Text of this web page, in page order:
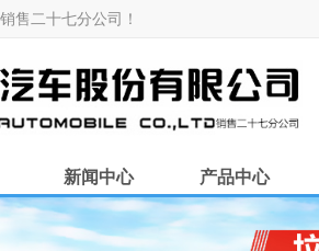
售二十七分公司！
新闻中心 产品中心